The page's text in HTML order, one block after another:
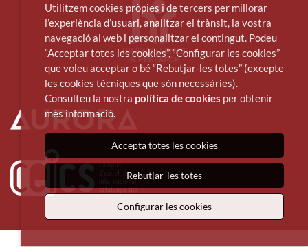
Utilitzem cookies pròpies i de tercers per millorar
l’experiència d’usuari, analitzar el trànsit, la vostra
navegació al web i personalitzar el contingut. Podeu
“Acceptar totes les cookies”, “Configurar les cookies”
que voleu acceptar o bé “Rebutjar-les totes” (excepte
les cookies tècniques que són necessàries).
Consulteu la nostra política de cookies per obtenir
més informació.
Accepta totes les cookies
Rebutjar-les totes
Configurar les cookies